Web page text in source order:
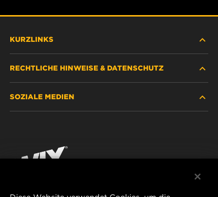
KURZLINKS
HÄNDLERSUCHE
KONTAKT
RECHTLICHE HINWEISE & DATENSCHUTZ
IMPRESSUM
SOZIALE MEDIEN
YouTube